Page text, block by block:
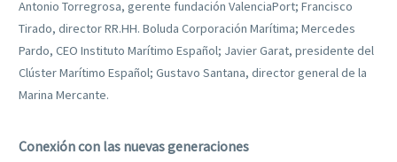
Antonio Torregrosa, gerente fundación ValenciaPort; Francisco
Tirado, director RR.HH. Boluda Corporación Marítima; Mercedes
Pardo, CEO Instituto Marítimo Español; Javier Garat, presidente del
Clúster Marítimo Español; Gustavo Santana, director general de la
Marina Mercante.
Conexión con las nuevas generaciones